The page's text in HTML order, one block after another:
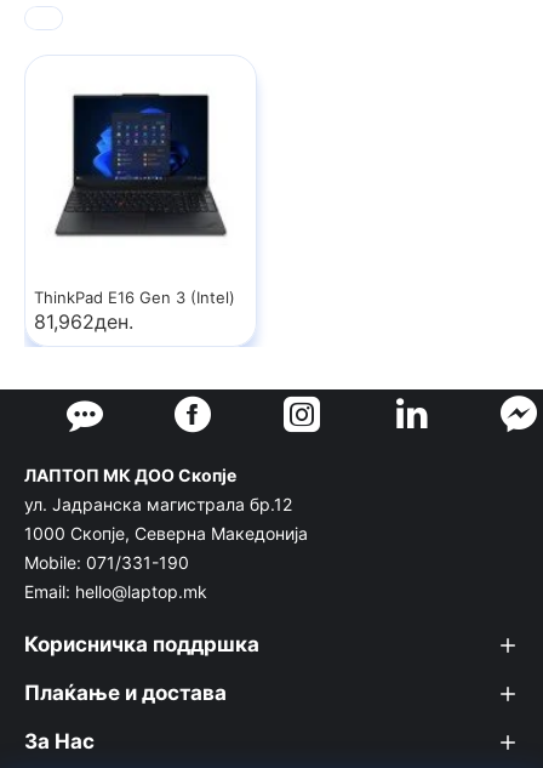
ThinkPad E16 Gen 3 (Intel)
81,962ден.
ЛАПТОП МК ДОО Скопје
ул. Јадранска магистрала бр.12
1000 Скопје, Северна Македонија
Mobile: 071/331-190
Email: hello@laptop.mk
Корисничка поддршка
Плаќање и достава
За Нас